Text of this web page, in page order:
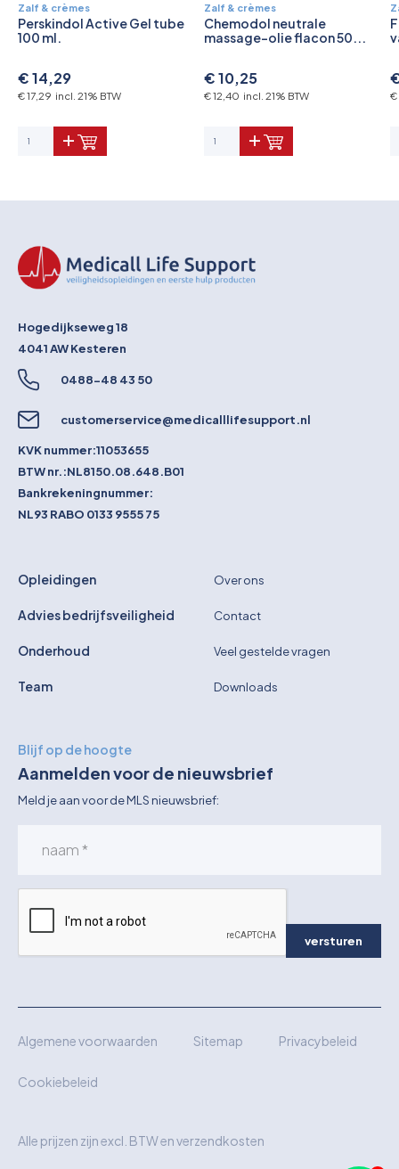
Zalf & crèmes
Perskindol Active Gel tube
100 ml.
€ 14,29
€ 17,29 incl. 21% BTW
Zalf & crèmes
Chemodol neutrale
massage-olie flacon 50...
€ 10,25
€ 12,40 incl. 21% BTW €
Hogedijkseweg 18
4041 AWKesteren
0488-48 43 50
customerservice@medicalllifesupport.nl
KVK nummer:11053655
BTW nr.:NL8150.08.648.B01
Bankrekeningnummer:
NL93 RABO 0133 9555 75
Opleidingen
Advies bedrijfsveiligheid
Onderhoud
Team
Over ons
Contact
Veel gestelde vragen
Downloads
Blijf op de hoogte
Aanmelden voor de nieuwsbrief
Meld je aan voor de MLS nieuwsbrief:
versturen
Algemene voorwaarden Sitemap Privacybeleid
Cookiebeleid
Alle prijzen zijn excl. BTW en verzendkosten